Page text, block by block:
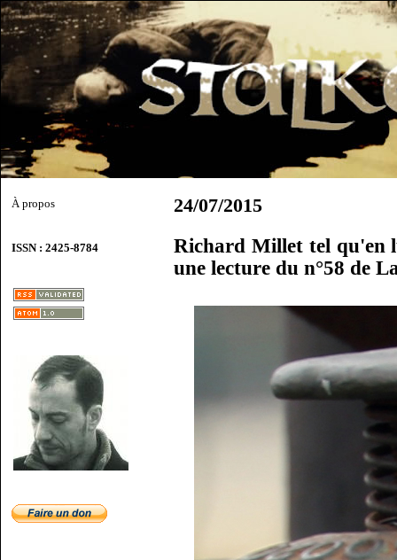
À propos
ISSN : 2425-8784
24/07/2015
Richard Millet tel qu'en
une lecture du n°58 de